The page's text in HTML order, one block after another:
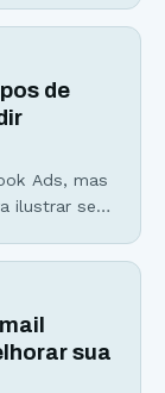
blog
idade, grau
de
Ads, mas
ilustrar seu
para
sua